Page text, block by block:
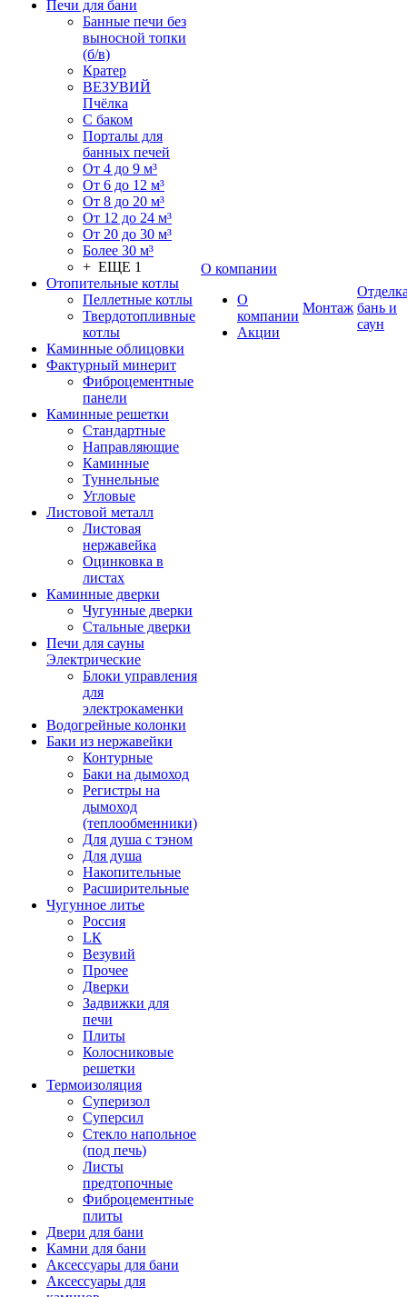
Печи для бани
Банные печи без
выносной топки
(б/в)
Кратер
ВЕЗУВИЙ
Пчёлка
С баком
Порталы для
банных печей
От 4 до 9 м³
От 6 до 12 м³
От 8 до 20 м³
От 12 до 24 м³
От 20 до 30 м³
Более 30 м³
+ ЕЩЕ 1
Отопительные котлы
Пеллетные котлы
Твердотопливные
котлы
Каминные облицовки
Фактурный минерит
Фиброцементные
панели
Каминные решетки
Стандартные
Направляющие
Каминные
Туннельные
Угловые
Листовой металл
Листовая
нержавейка
Оцинковка в
листах
Каминные дверки
Чугунные дверки
Стальные дверки
Печи для сауны
Электрические
Блоки управления
для
электрокаменки
Водогрейные колонки
Баки из нержавейки
Контурные
Баки на дымоход
Регистры на
дымоход
(теплообменники)
Для душа с тэном
Для душа
Накопительные
Расширительные
Чугунное литье
Россия
LК
Везувий
Прочее
Дверки
Задвижки для
печи
Плиты
Колосниковые
решетки
Термоизоляция
Суперизол
Суперсил
Стекло напольное
(под печь)
Листы
предтопочные
Фиброцементные
плиты
Двери для бани
Камни для бани
Аксессуары для бани
Аксессуары для
О компании
О
компании
Акции
Монтаж бань и
саун